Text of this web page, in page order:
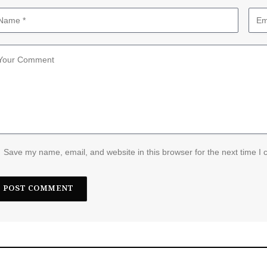
Save my name, email, and website in this browser for the next time I